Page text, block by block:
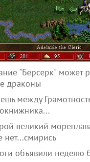
"Берсерк" может
драконы
между
великий
нет...смирись
объявили неделю